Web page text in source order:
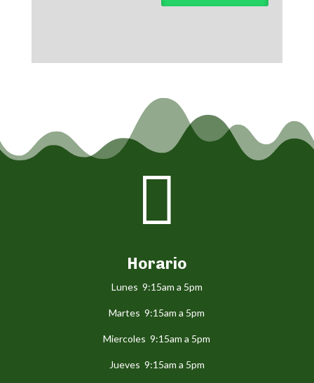

Horario
Lunes 9:15am a 5pm
Martes 9:15am a 5pm
Miercoles 9:15am a 5pm
Jueves 9:15am a 5pm